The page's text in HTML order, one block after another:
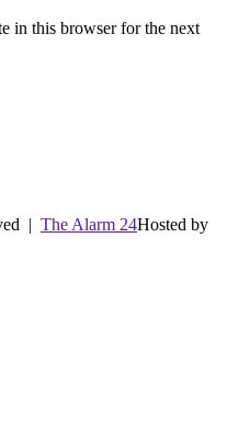
in this browser for the next
| The Alarm 24Hosted by